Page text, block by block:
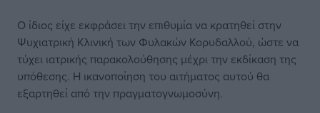
Ο ίδιος είχε εκφράσει την επιθυμία να κρατηθεί στην
Ψυχιατρική Κλινική των Φυλακών Κορυδαλλού, ώστε να
τύχει ιατρικής παρακολούθησης μέχρι την εκδίκαση της
υπόθεσης. Η ικανοποίηση του αιτήματος αυτού θα
εξαρτηθεί από την πραγματογνωμοσύνη.